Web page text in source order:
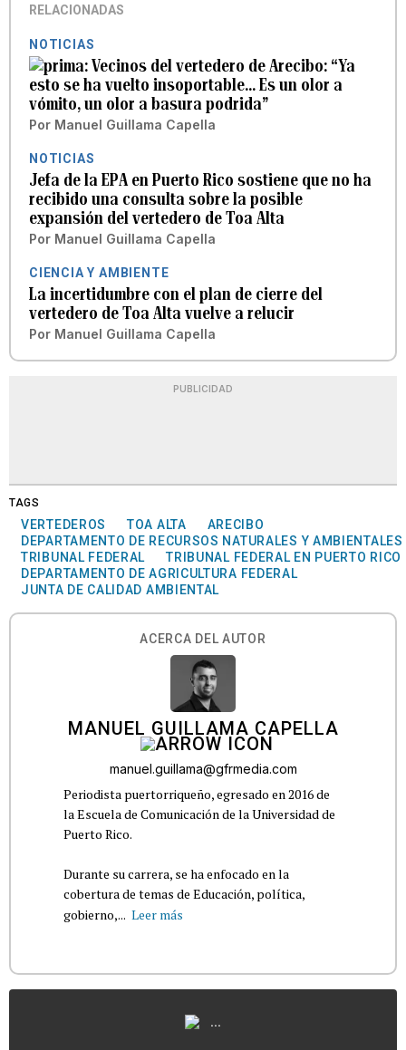
RELACIONADAS
NOTICIAS
Vecinos del vertedero de Arecibo: “Ya
esto se ha vuelto insoportable... Es un olor a
vómito, un olor a basura podrida”
Por Manuel Guillama Capella
NOTICIAS
Jefa de la EPA en Puerto Rico sostiene que no ha
recibido una consulta sobre la posible
expansión del vertedero de Toa Alta
Por Manuel Guillama Capella
CIENCIA Y AMBIENTE
La incertidumbre con el plan de cierre del
vertedero de Toa Alta vuelve a relucir
Por Manuel Guillama Capella
PUBLICIDAD
TAGS
VERTEDEROS TOA ALTA
ARECIBO
DEPARTAMENTO DE RECURSOS NATURALES Y AMBIENTALES
TRIBUNAL FEDERAL
TRIBUNAL FEDERAL EN PUERTO RICO
DEPARTAMENTO DE AGRICULTURA FEDERAL
JUNTA DE CALIDAD AMBIENTAL
ACERCA DEL AUTOR
MANUEL GUILLAMA CAPELLA
manuel.guillama@gfrmedia.com
Periodista puertorriqueño, egresado en 2016 de
la Escuela de Comunicación de la Universidad de
Puerto Rico.
Durante su carrera, se ha enfocado en la
cobertura de temas de Educación, política,
gobierno,... Leer más
...